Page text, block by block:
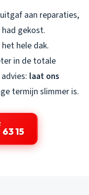
aan reparaties,
gekost.
hele dak.
in de totale
laat ons
termijn slimmer is.
15